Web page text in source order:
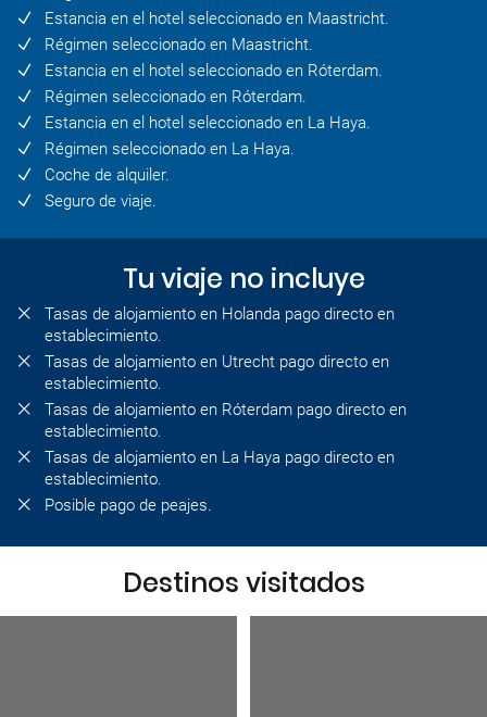
Estancia en el hotel seleccionado en Maastricht.
Régimen seleccionado en Maastricht.
Estancia en el hotel seleccionado en Róterdam.
Régimen seleccionado en Róterdam.
Estancia en el hotel seleccionado en La Haya.
Régimen seleccionado en La Haya.
Coche de alquiler.
Seguro de viaje.
Tu viaje no incluye
Tasas de alojamiento en Holanda pago directo en
establecimiento.
Tasas de alojamiento en Utrecht pago directo en
establecimiento.
Tasas de alojamiento en Róterdam pago directo en
establecimiento.
Tasas de alojamiento en La Haya pago directo en
establecimiento.
Posible pago de peajes.
Destinos visitados